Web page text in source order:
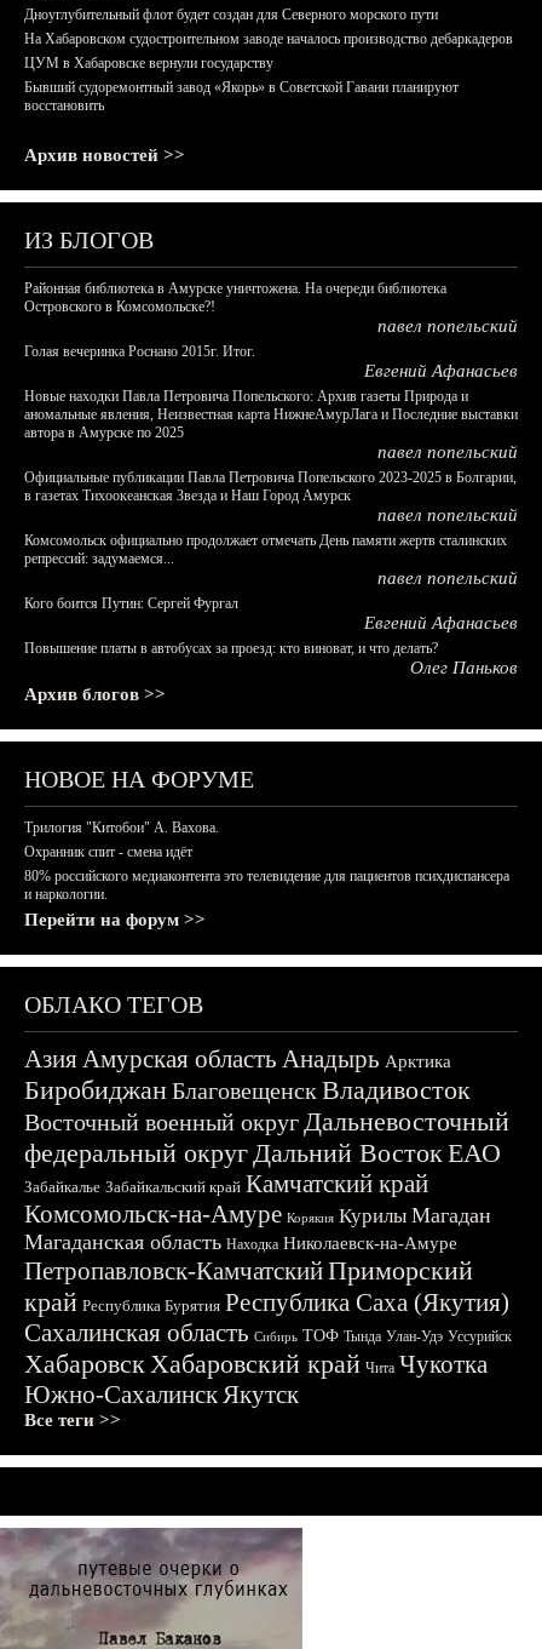
Дноуглубительный флот будет создан для Северного морского пути
На Хабаровском судостроительном заводе началось производство дебаркадеров
ЦУМ в Хабаровске вернули государству
Бывший судоремонтный завод «Якорь» в Советской Гавани планируют
восстановить
Архив новостей >>
ИЗ БЛОГОВ
Районная библиотека в Амурске уничтожена. На очереди библиотека
Островского в Комсомольске?!
павел попельский
Голая вечеринка Роснано 2015г. Итог.
Евгений Афанасьев
Новые находки Павла Петровича Попельского: Архив газеты Природа и
аномальные явления, Неизвестная карта НижнеАмурЛага и Последние выставки
автора в Амурске по 2025
павел попельский
Официальные публикации Павла Петровича Попельского 2023-2025 в Болгарии,
в газетах Тихоокеанская Звезда и Наш Город Амурск
павел попельский
Комсомольск официально продолжает отмечать День памяти жертв сталинских
репрессий: задумаемся...
павел попельский
Кого боится Путин: Сергей Фургал
Евгений Афанасьев
Повышение платы в автобусах за проезд: кто виноват, и что делать?
Олег Паньков
Архив блогов >>
НОВОЕ НА ФОРУМЕ
Трилогия "Китобои" А. Вахова.
Охранник спит - смена идёт
80% российского медиаконтента это телевидение для пациентов психдиспансера
и наркологии.
Перейти на форум >>
ОБЛАКО ТЕГОВ
АзияАмурская область Анадырь Арктика
БиробиджанБлаговещенскВладивосток
Восточный военный округДальневосточный
федеральный округДальний ВостокЕАО
Забайкалье Забайкальский край Камчатский край
Комсомольск-на-Амуре Корякия Курилы Магадан
Магаданская область Находка Николаевск-на-Амуре
Петропавловск-КамчатскийПриморский
край Республика Бурятия Республика Саха (Якутия)
Сахалинская область Сибирь ТОФ Тында Улан-Удэ Уссурийск
ХабаровскХабаровский край Чита Чукотка
Южно-СахалинскЯкутск
Все теги >>